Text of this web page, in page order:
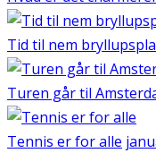
Tid til nem
Turen går til
Tennis er for alle